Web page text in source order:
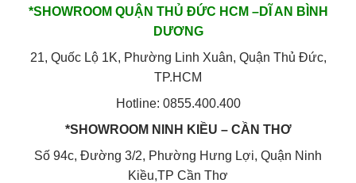
*SHOWROOM QUẬN THỦ ĐỨC HCM –DĨ AN BÌNH
DƯƠNG
21, Quốc Lộ 1K, Phường Linh Xuân, Quận Thủ Đức,
TP.HCM
Hotline: 0855.400.400
*SHOWROOM NINH KIỀU – CẦN THƠ
Số 94c, Đường 3/2, Phường Hưng Lợi, Quận Ninh
Kiều,TP Cần Thơ